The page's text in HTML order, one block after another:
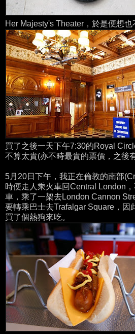
Her Majesty's Theater，於是便想
買了之後一天下午7:30的Royal
不算太貴(亦不時最貴的票價，之後
5月20日下午，我正在倫敦的南部
時便走人乘火車回Central London
車，乘了一架去London Cannon
要轉乘巴士去Trafalgar Square，因
買了個熱狗來吃。